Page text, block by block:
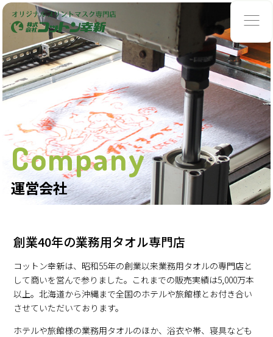
Company
運営会社
創業40年の業務用タオル専門店
コットン幸新は、昭和55年の創業以来業務用タオルの専門店と
して商いを営んで参りました。これまでの販売実績は5,000万本
以上。北海道から沖縄まで全国のホテルや旅館様とお付き合い
させていただいております。
ホテルや旅館様の業務用タオルのほか、浴衣や帯、寝具なども